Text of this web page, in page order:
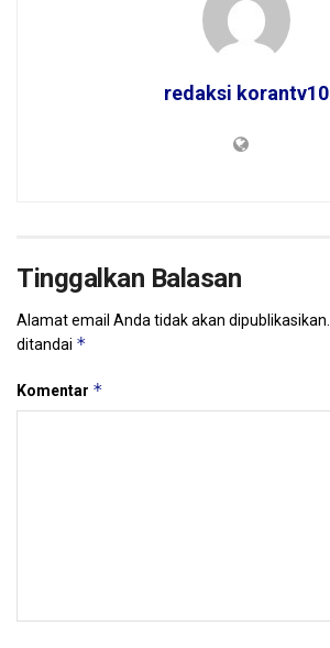
redaksi korantv10
Tinggalkan Balasan
Alamat email Anda tidak akan dipublikasikan.
ditandai *
Komentar *